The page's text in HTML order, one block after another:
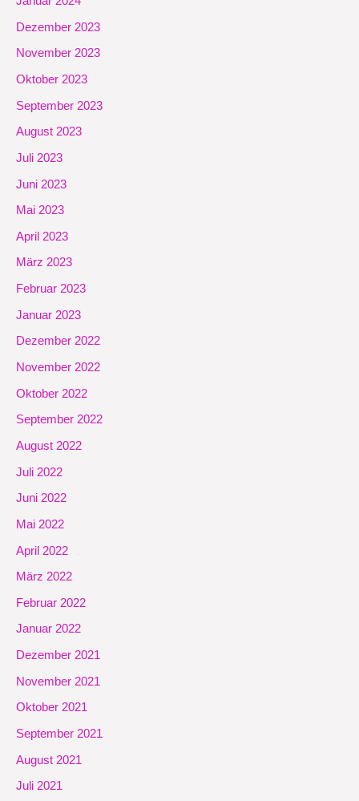
Dezember 2023
November 2023
Oktober 2023
September 2023
August 2023
Juli 2023
Juni 2023
Mai 2023
April 2023
März 2023
Februar 2023
Januar 2023
Dezember 2022
November 2022
Oktober 2022
September 2022
August 2022
Juli 2022
Juni 2022
Mai 2022
April 2022
März 2022
Februar 2022
Januar 2022
Dezember 2021
November 2021
Oktober 2021
September 2021
August 2021
Juli 2021